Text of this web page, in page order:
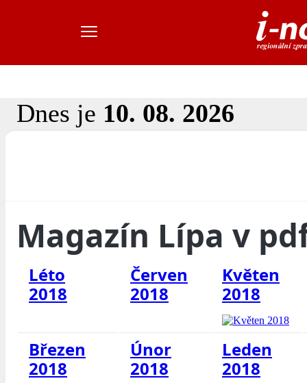
Dnes je 10. 08. 2026
Magazín Lípa v
Léto
2018
Červen
2018
Květen
2018
Březen
2018
Únor
2018
Leden
2018